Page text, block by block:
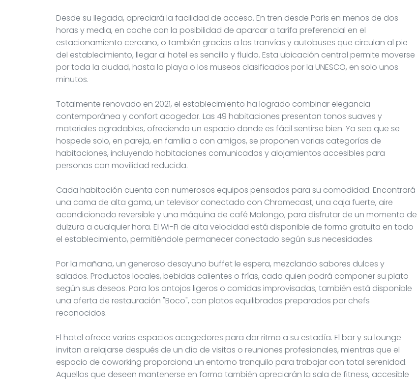
Desde su llegada, apreciará la facilidad de acceso. En tren desde París en menos de dos
horas y media, en coche con la posibilidad de aparcar a tarifa preferencial en el
estacionamiento cercano, o también gracias a los tranvías y autobuses que circulan al pie
del establecimiento, llegar al hotel es sencillo y fluido. Esta ubicación central permite moverse
por toda la ciudad, hasta la playa o los museos clasificados por la UNESCO, en solo unos
minutos.
Totalmente renovado en 2021, el establecimiento ha logrado combinar elegancia
contemporánea y confort acogedor. Las 49 habitaciones presentan tonos suaves y
materiales agradables, ofreciendo un espacio donde es fácil sentirse bien. Ya sea que se
hospede solo, en pareja, en familia o con amigos, se proponen varias categorías de
habitaciones, incluyendo habitaciones comunicadas y alojamientos accesibles para
personas con movilidad reducida.
Cada habitación cuenta con numerosos equipos pensados para su comodidad. Encontrará
una cama de alta gama, un televisor conectado con Chromecast, una caja fuerte, aire
acondicionado reversible y una máquina de café Malongo, para disfrutar de un momento de
dulzura a cualquier hora. El Wi-Fi de alta velocidad está disponible de forma gratuita en todo
el establecimiento, permitiéndole permanecer conectado según sus necesidades.
Por la mañana, un generoso desayuno buffet le espera, mezclando sabores dulces y
salados. Productos locales, bebidas calientes o frías, cada quien podrá componer su plato
según sus deseos. Para los antojos ligeros o comidas improvisadas, también está disponible
una oferta de restauración "Boco", con platos equilibrados preparados por chefs
reconocidos.
El hotel ofrece varios espacios acogedores para dar ritmo a su estadía. El bar y su lounge
invitan a relajarse después de un día de visitas o reuniones profesionales, mientras que el
espacio de coworking proporciona un entorno tranquilo para trabajar con total serenidad.
Aquellos que deseen mantenerse en forma también apreciarán la sala de fitness, accesible